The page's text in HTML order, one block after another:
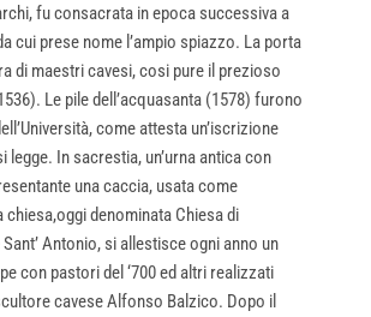
fu consacrata in epoca successiva a
cui prese nome l’ampio spiazzo. La porta
di maestri cavesi, cosi pure il prezioso
Le pile dell’acquasanta (1578) furono
come attesta un’iscrizione
legge. In sacrestia, un’urna antica con
una caccia, usata come
chiesa,oggi denominata Chiesa di
Antonio, si allestisce ogni anno un
con pastori del ‘700 ed altri realizzati
cavese Alfonso Balzico. Dopo il